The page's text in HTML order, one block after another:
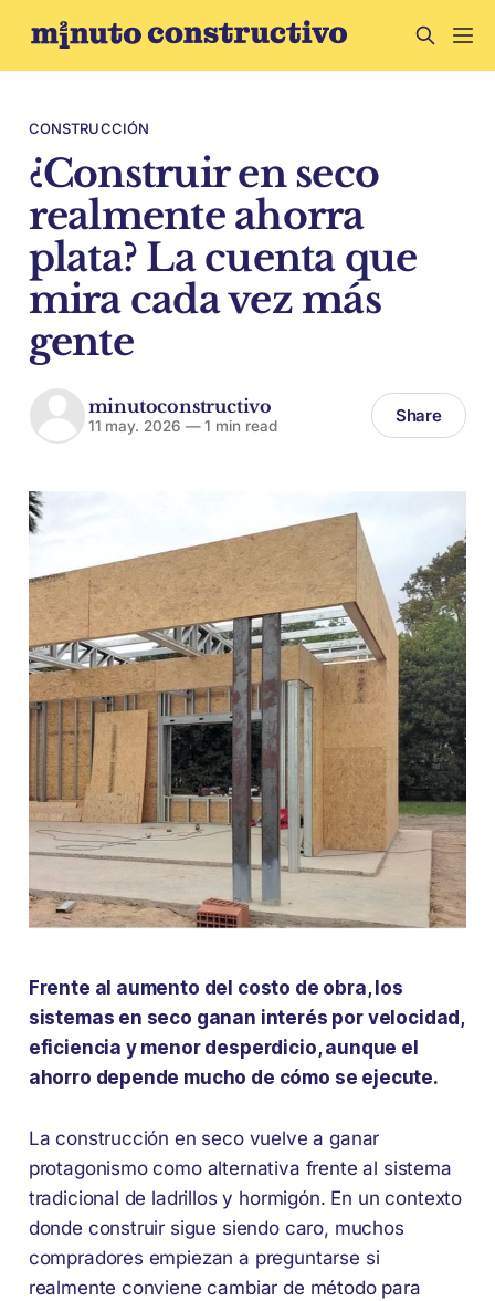
CONSTRUCCIÓN
¿Construir en seco
realmente ahorra
plata? La cuenta que
mira cada vez más
gente
minutoconstructivo
11 may. 2026 —1 min read Share
Frente al aumento del costo de obra, los
sistemas en seco ganan interés por velocidad,
eficiencia y menor desperdicio, aunque el
ahorro depende mucho de cómo se ejecute.
La construcción en seco vuelve a ganar
protagonismo como alternativa frente al sistema
tradicional de ladrillos y hormigón. En un contexto
donde construir sigue siendo caro, muchos
compradores empiezan a preguntarse si
realmente conviene cambiar de método para